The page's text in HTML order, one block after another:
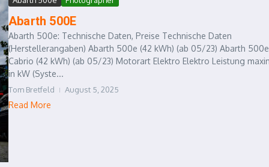
Abarth 500E
Abarth 500e: Technische Daten, Preise Technische Daten
(Herstellerangaben) Abarth 500e (42 kWh) (ab 05/23) Abarth 500e
Cabrio (42 kWh) (ab 05/23) Motorart Elektro Elektro Leistung
in kW (Syste...
Tom Bretfeld August 5, 2025
Read More